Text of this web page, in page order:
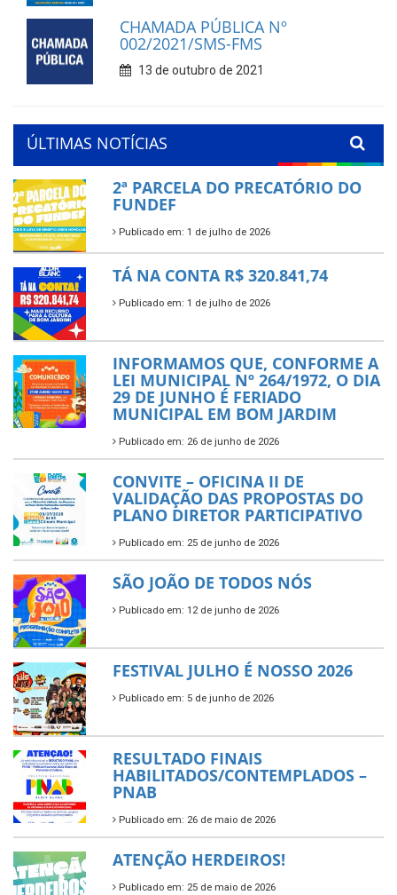
CHAMADA PÚBLICA Nº
002/2021/SMS-FMS
13 de outubro de 2021
ÚLTIMAS NOTÍCIAS
2ª PARCELA DO PRECATÓRIO DO
FUNDEF
Publicado em: 1 de julho de 2026
TÁ NA CONTA R$ 320.841,74
Publicado em: 1 de julho de 2026
INFORMAMOS QUE, CONFORME A
LEI MUNICIPAL Nº 264/1972, O DIA
29 DE JUNHO É FERIADO
MUNICIPAL EM BOM JARDIM
Publicado em: 26 de junho de 2026
CONVITE – OFICINA II DE
VALIDAÇÃO DAS PROPOSTAS DO
PLANO DIRETOR PARTICIPATIVO
Publicado em: 25 de junho de 2026
SÃO JOÃO DE TODOS NÓS
Publicado em: 12 de junho de 2026
FESTIVAL JULHO É NOSSO 2026
Publicado em: 5 de junho de 2026
RESULTADO FINAIS
HABILITADOS/CONTEMPLADOS –
PNAB
Publicado em: 26 de maio de 2026
ATENÇÃO HERDEIROS!
Publicado em: 25 de maio de 2026